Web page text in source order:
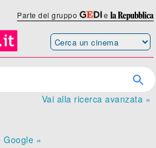
Parte del gruppo e
Vai alla ricerca avanzata »
Google »